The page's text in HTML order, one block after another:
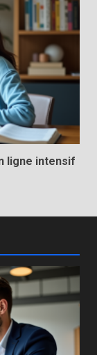
ligne intensif